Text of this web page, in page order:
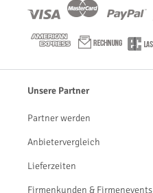
Unsere Partner
Partner werden
Anbietervergleich
Lieferzeiten
Firmenkunden & Firmenevents